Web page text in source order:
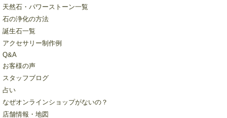
天然石・パワーストーン一覧
石の浄化の方法
誕生石一覧
アクセサリー制作例
Q&A
お客様の声
スタッフブログ
占い
なぜオンラインショップがないの？
店舗情報・地図